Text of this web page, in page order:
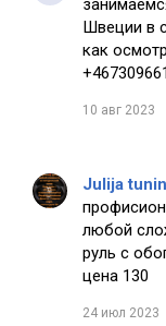
Швеции в
как
10 авг 2023
Julija
любой
руль с
цена 130
24 июл 2023